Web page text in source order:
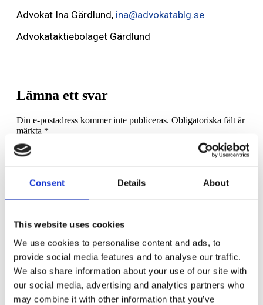
Consent Details About
This website uses cookies
We use cookies to personalise content and ads, to
provide social media features and to analyse our traffic.
We also share information about your use of our site with
our social media, advertising and analytics partners who
may combine it with other information that you’ve
Advokat Ina Gärdlund, ina@advokatablg.se
Advokataktiebolaget Gärdlund
Lämna ett svar
Din e-postadress kommer inte publiceras. Obligatoriska fält är
märkta *
Kommentar
Namn*
E-postadress*
Webbplats